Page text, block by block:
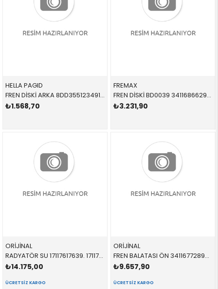
HELLA PAGID
FREN DİSKİ ARKA 8DD355123491 34216799383 34216799383 F55,F56,F57 S,1.6 2015-
₺1.568,70
FREMAX
FREN DİSKİ BD0039 34116866295 34116866295 F54,F55,F56,F57,F45 1.6,1.8,D ÖN 2015-
₺3.231,90
ORİJİNAL
RADYATÖR SU 17117617639. 17117617639 17117617639 F45,F46,F52,X1,X2,F48,F49,F39,MİNİ,F54,F55,F56,F57 B38,B36 2009-
₺14.175,00
ÜCRETSIZ KARGO
ORİJİNAL
FREN BALATASI ÖN 34116772892 34116772892 34116774050 R56,R55,R57,R58,R59,F55 1.6,2.0 2008-
₺9.657,90
ÜCRETSIZ KARGO